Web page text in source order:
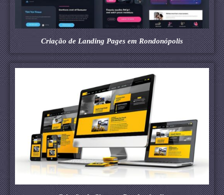
Criação de Landing Pages em Rondonópolis